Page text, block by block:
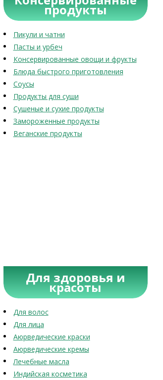
продукты
Пикули и чатни
Пасты и урбеч
Консервированные овощи и фрукты
Блюда быстрого приготовления
Соусы
Продукты для суши
Сушеные и сухие продукты
Замороженные продукты
Веганские продукты
Для здоровья и
красоты
Для волос
Для лица
Аюрведические краски
Аюрведические кремы
Лечебные масла
Индийская косметика